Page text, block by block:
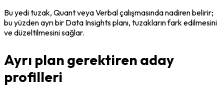
Bu yedi tuzak, Quant veya Verbal çalışmasında nadiren belirir;
bu yüzden ayrı bir Data Insights planı, tuzakların fark edilmesini
ve düzeltilmesini sağlar.
Ayrı plan gerektiren aday
profilleri